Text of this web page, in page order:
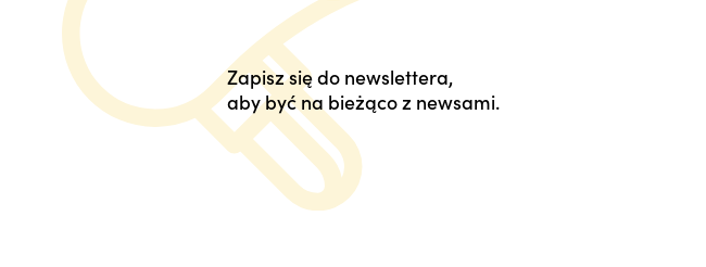
Zapisz się do newslettera,
aby być na bieżąco z newsami.